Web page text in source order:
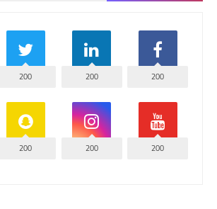
200
200
200
200
200
200